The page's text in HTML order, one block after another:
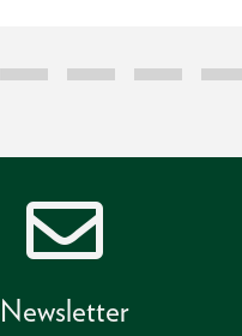
Newsletter